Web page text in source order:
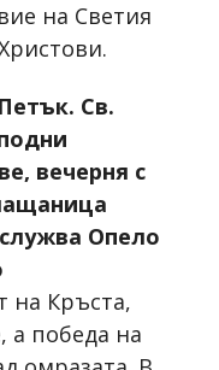
на Светия
Св.
вечерня с
Опело
на Кръста,
а победа на